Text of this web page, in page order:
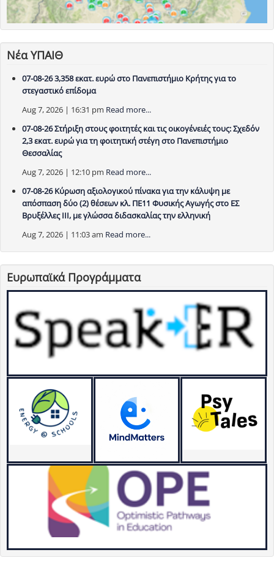
Νέα ΥΠΑΙΘ
07-08-26 3,358 εκατ. ευρώ στο Πανεπιστήμιο Κρήτης για το
στεγαστικό επίδομα
Aug 7, 2026 | 16:31 pm Read more...
07-08-26 Στήριξη στους φοιτητές και τις οικογένειές τους: Σχεδόν
2,3 εκατ. ευρώ για τη φοιτητική στέγη στο Πανεπιστήμιο
Θεσσαλίας
Aug 7, 2026 | 12:10 pm Read more...
07-08-26 Κύρωση αξιολογικού πίνακα για την κάλυψη με
απόσπαση δύο (2) θέσεων κλ. ΠΕ11 Φυσικής Αγωγής στο ΕΣ
Βρυξέλλες ΙΙΙ, με γλώσσα διδασκαλίας την ελληνική
Aug 7, 2026 | 11:03 am Read more...
Ευρωπαϊκά Προγράμματα